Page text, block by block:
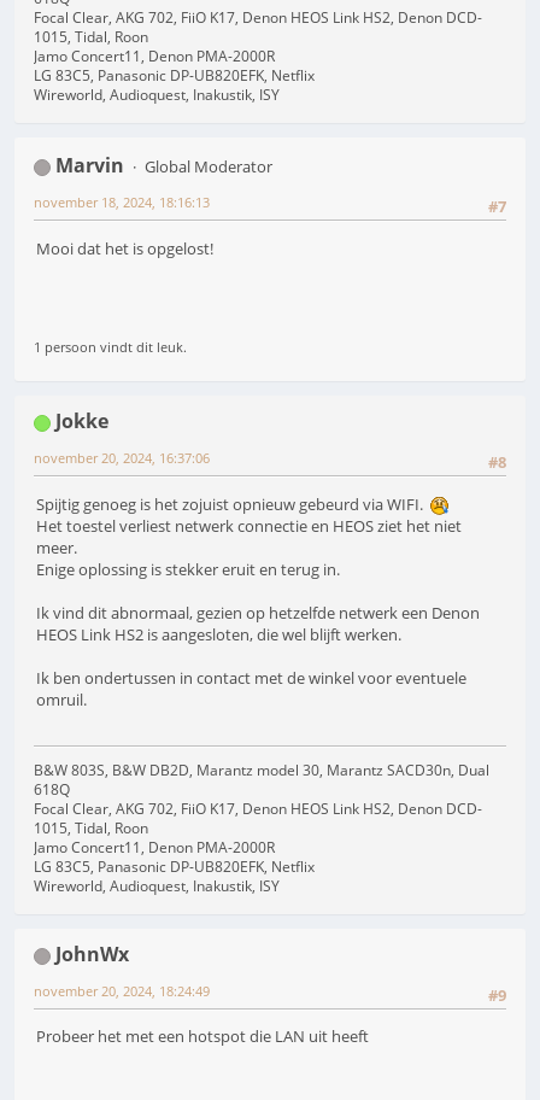
Focal Clear, AKG 702, FiiO K17, Denon HEOS Link HS2, Denon DCD-
1015, Tidal, Roon
Jamo Concert11, Denon PMA-2000R
LG 83C5, Panasonic DP-UB820EFK, Netflix
Wireworld, Audioquest, Inakustik, ISY
Marvin
Global Moderator
#7
november 18, 2024, 18:16:13
Mooi dat het is opgelost!
1 persoon vindt dit leuk.
Jokke
#8
november 20, 2024, 16:37:06
Spijtig genoeg is het zojuist opnieuw gebeurd via WIFI.
Het toestel verliest netwerk connectie en HEOS ziet het niet
meer.
Enige oplossing is stekker eruit en terug in.
Ik vind dit abnormaal, gezien op hetzelfde netwerk een Denon
HEOS Link HS2 is aangesloten, die wel blijft werken.
Ik ben ondertussen in contact met de winkel voor eventuele
omruil.
B&W 803S, B&W DB2D, Marantz model 30, Marantz SACD30n, Dual
618Q
Focal Clear, AKG 702, FiiO K17, Denon HEOS Link HS2, Denon DCD-
1015, Tidal, Roon
Jamo Concert11, Denon PMA-2000R
LG 83C5, Panasonic DP-UB820EFK, Netflix
Wireworld, Audioquest, Inakustik, ISY
JohnWx
#9
november 20, 2024, 18:24:49
Probeer het met een hotspot die LAN uit heeft